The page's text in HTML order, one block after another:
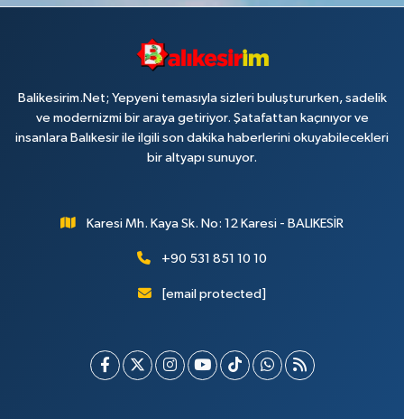
Balikesirim.Net; Yepyeni temasıyla sizleri buluştururken, sadelik
ve modernizmi bir araya getiriyor. Şatafattan kaçınıyor ve
insanlara Balıkesir ile ilgili son dakika haberlerini okuyabilecekleri
bir altyapı sunuyor.
Karesi Mh. Kaya Sk. No: 12 Karesi - BALIKESİR
+90 531 851 10 10
[email protected]